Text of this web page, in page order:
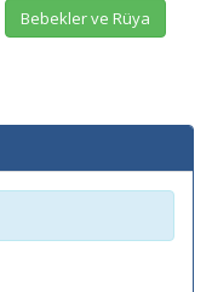
Bebekler ve Rüya